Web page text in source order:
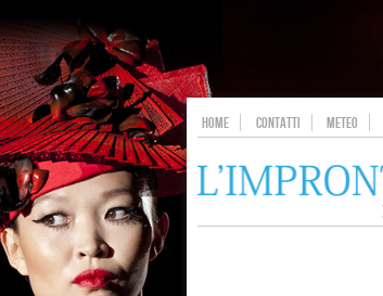
HOME CONTATTI METEO